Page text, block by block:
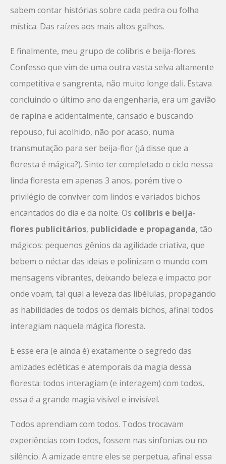
sabem contar histórias sobre cada pedra ou folha
mística. Das raízes aos mais altos galhos.
E finalmente, meu grupo de colibris e beija-flores.
Confesso que vim de uma outra vasta selva altamente
competitiva e sangrenta, não muito longe dali. Estava
concluindo o último ano da engenharia, era um gavião
de rapina e acidentalmente, cansado e buscando
repouso, fui acolhido, não por acaso, numa
transmutação para ser beija-flor (já disse que a
floresta é mágica?). Sinto ter completado o ciclo nessa
linda floresta em apenas 3 anos, porém tive o
privilégio de conviver com lindos e variados bichos
encantados do dia e da noite. Os colibris e beija-
flores publicitários, publicidade e propaganda, tão
mágicos: pequenos gênios da agilidade criativa, que
bebem o néctar das ideias e polinizam o mundo com
mensagens vibrantes, deixando beleza e impacto por
onde voam, tal qual a leveza das libélulas, propagando
as habilidades de todos os demais bichos, afinal todos
interagiam naquela mágica floresta.
E esse era (e ainda é) exatamente o segredo das
amizades ecléticas e atemporais da magia dessa
floresta: todos interagiam (e interagem) com todos,
essa é a grande magia visível e invisível.
Todos aprendiam com todos. Todos trocavam
experiências com todos, fossem nas sinfonias ou no
silêncio. A amizade entre eles se perpetua, afinal essa